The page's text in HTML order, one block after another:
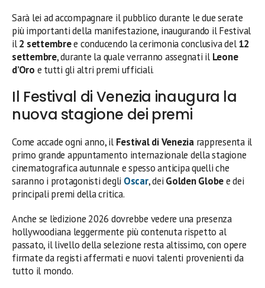
Sarà lei ad accompagnare il pubblico durante le due serate
più importanti della manifestazione, inaugurando il Festival
il2 settembree conducendo la cerimonia conclusiva del12
settembre, durante la quale verranno assegnati il Leone
d’Oro e tutti gli altri premi ufficiali.
Il Festival di Venezia inaugura la
nuova stagione dei premi
Come accade ogni anno, il Festival di Veneziarappresenta il
primo grande appuntamento internazionale della stagione
cinematografica autunnale e spesso anticipa quelli che
saranno i protagonisti degli Oscar, dei Golden Globee dei
principali premi della critica.
Anche se l’edizione 2026 dovrebbe vedere una presenza
hollywoodiana leggermente più contenuta rispetto al
passato, il livello della selezione resta altissimo, con opere
firmate da registi affermati e nuovi talenti provenienti da
tutto il mondo.